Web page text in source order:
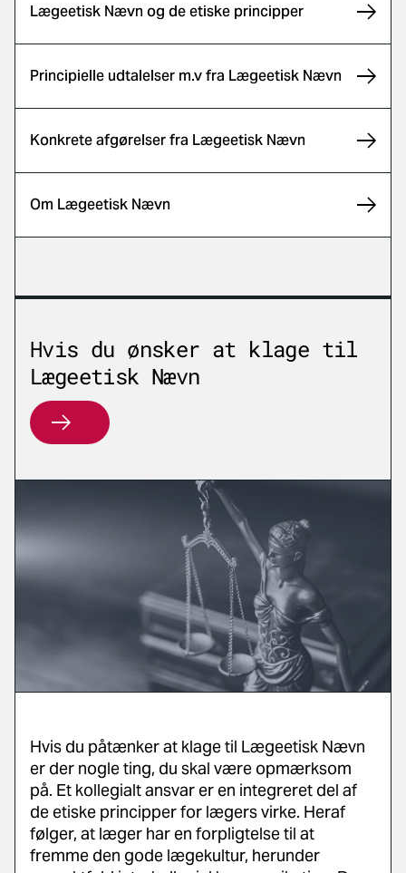
Lægeetisk Nævn og de etiske principper
Principielle udtalelser m.v fra Lægeetisk Nævn
Konkrete afgørelser fra Lægeetisk Nævn
Om Lægeetisk Nævn
Hvis du ønsker at klage til
Lægeetisk Nævn
Hvis du ønsker at klage til Lægeetisk Nævn
Hvis du påtænker at klage til Lægeetisk Nævn
er der nogle ting, du skal være opmærksom
på. Et kollegialt ansvar er en integreret del af
de etiske principper for lægers virke. Heraf
følger, at læger har en forpligtelse til at
fremme den gode lægekultur, herunder